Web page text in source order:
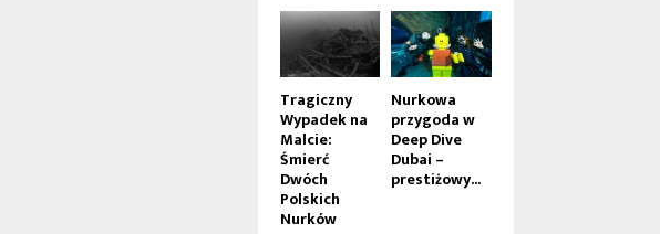
Tragiczny
Wypadek na
Malcie:
Śmierć
Dwóch
Polskich
Nurków
Nurkowa
przygoda w
Deep Dive
Dubai –
prestiżowy...